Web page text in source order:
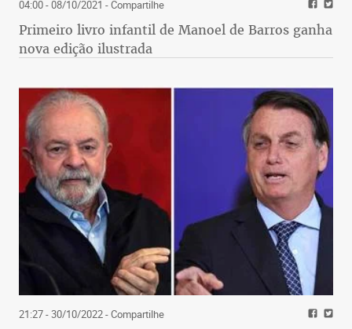
04:00 - 08/10/2021 - Compartilhe
Primeiro livro infantil de Manoel de Barros ganha
nova edição ilustrada
21:27 - 30/10/2022- Compartilhe